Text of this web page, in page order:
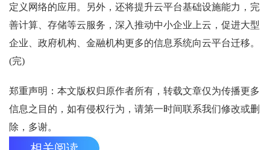
定义网络的应用。另外，还将提升云平台基础设施能力，完
善计算、存储等云服务，深入推动中小企业上云，促进大型
企业、政府机构、金融机构更多的信息系统向云平台迁移。
(完)
郑重声明：本文版权归原作者所有，转载文章仅为传播更多
信息之目的，如有侵权行为，请第一时间联系我们修改或删
除，多谢。